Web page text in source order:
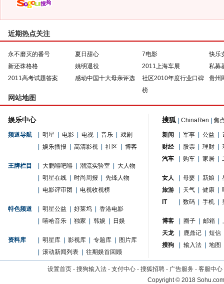
近期热点关注
永不磨灭的番号 夏日甜心 7电影
快乐
新还珠格格
姚明退役 2011上海车展
私募
2011高考试题答案
感动中国十大母亲评选
社区2010年度行业口碑
榜
贵州
网站地图
娱乐中心
频道导航 明星 电影 电视 音乐
戏剧
娱乐播报 高清影视 社区 博客
王牌栏目 大鹏嘚吧嘚 潮流实验室
大人物
明星在线 时尚周报
先锋人物
电影评审团 电视收视榜
特色频道 明星公益 好莱坞
香港电影
嘻哈音乐 独家 韩娱 日娱
资料库 明星库 影视库 专题库
图片库
滚动新闻列表 往期娱首回顾
搜狐 ChinaRen 焦
新闻 军事 公益
财经
股票 理财
汽车
购车 家居
女人 母婴 新娘
旅游
天气 健康
IT
数码 手机
博客 圈子 邮箱
天龙
鹿鼎记
短信
搜狗
输入法 地图
设置首页 - 搜狗输入法 - 支付中心 - 搜狐招聘 - 广告服务 - 客服中心
Copyright©2018